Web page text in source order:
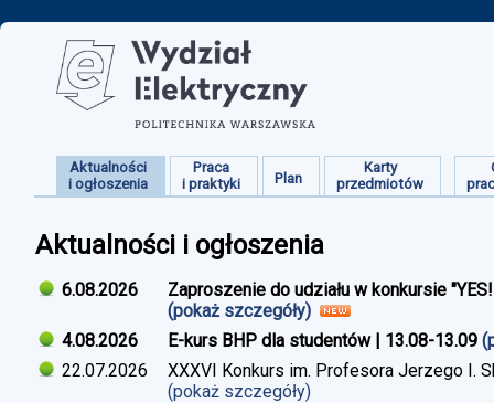
Aktualności
i ogłoszenia
Praca
i praktyki
Plan
Karty
przedmiotów
Aktualności i ogłoszenia
6.08.2026
Zaproszenie do udziału w konkursie
(pokaż szczegóły)
4.08.2026
E-kurs BHP dla studentów | 13.08-13.09
22.07.2026
XXXVI Konkurs im. Profesora Jerzego I.
(pokaż szczegóły)